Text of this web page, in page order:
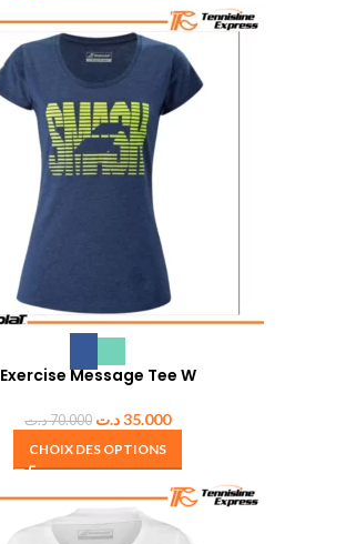
Exercise Message Tee W
70.000د.ت 35.000د.ت
CHOIX DES OPTIONS